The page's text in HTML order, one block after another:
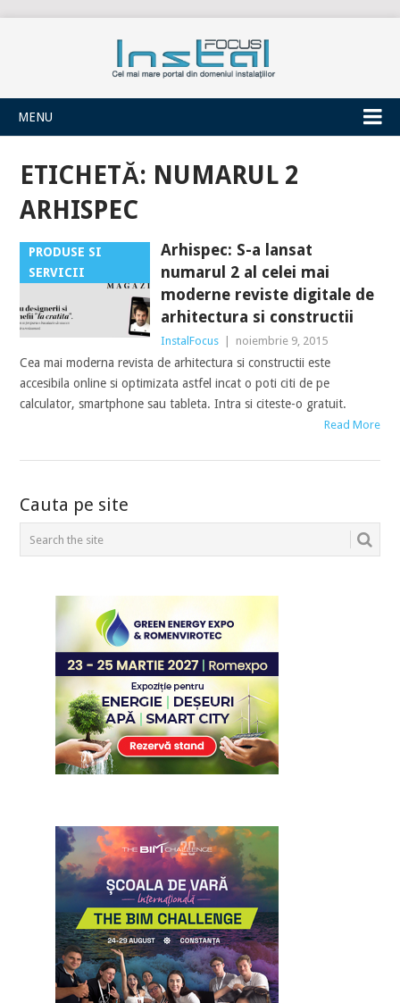
INSTALFOCUS
MENU
ETICHETĂ: NUMARUL 2
ARHISPEC
PRODUSE SI
SERVICII
Arhispec: S-a lansat
numarul 2 al celei mai
moderne reviste digitale de
arhitectura si constructii
InstalFocus noiembrie 9, 2015
Cea mai moderna revista de arhitectura si constructii este
accesibila online si optimizata astfel incat o poti citi de pe
calculator, smartphone sau tableta. Intra si citeste-o gratuit.
Read More
POSTS
NAVIGATION
Cauta pe site